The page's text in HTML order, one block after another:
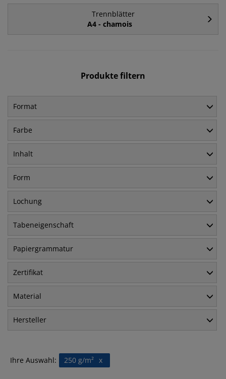
Trennblätter
A4 - chamois
Produkte filtern
Format
Farbe
Inhalt
Form
Lochung
Tabeneigenschaft
Papiergrammatur
Zertifikat
Material
Hersteller
Ihre Auswahl: x
250 g/m²